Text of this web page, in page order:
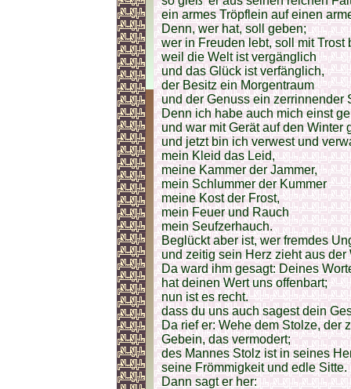
ein armes Tröpflein auf einen
Denn, wer hat, soll geben;
wer in Freuden lebt, soll mit Trost
weil die Welt ist vergänglich
und das Glück ist verfänglich,
der Besitz ein Morgentraum
und der Genuss ein zerrinnender
Denn ich habe auch mich einst
und war mit Gerät auf den Winter
und jetzt bin ich verwest und
mein Kleid das Leid,
meine Kammer der Jammer,
mein Schlummer der Kummer
meine Kost der Frost,
mein Feuer und Rauch
mein Seufzerhauch.
Beglückt aber ist, wer fremdes
und zeitig sein Herz zieht aus der
Da ward ihm gesagt: Deines
hat deinen Wert uns offenbart;
nun ist es recht.
dass du uns auch sagest dein
Da rief er: Wehe dem Stolze, der
Gebein, das vermodert;
des Mannes Stolz ist in seines
seine Frömmigkeit und edle Sitte.
Dann sagt er her: